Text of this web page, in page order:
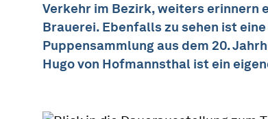
Verkehr im Bezirk, weiters erinnern
Brauerei. Ebenfalls zu sehen ist
Puppensammlung aus dem 20.
Hugo von Hofmannsthal ist ein